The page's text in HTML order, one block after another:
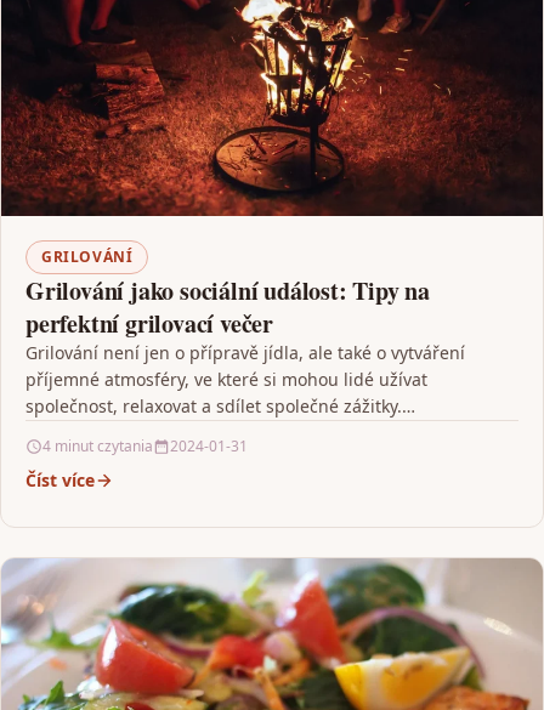
GRILOVÁNÍ
Grilování jako sociální událost: Tipy na
perfektní grilovací večer
Grilování není jen o přípravě jídla, ale také o vytváření
příjemné atmosféry, ve které si mohou lidé užívat
společnost, relaxovat a sdílet společné zážitky.…
4 minut czytania 2024-01-31
Číst více